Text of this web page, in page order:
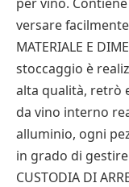
versare
MATERIALE E
stoccaggio è
alta qualità, retrò
da vino interno
alluminio, ogni
in grado di
CUSTODIA DI